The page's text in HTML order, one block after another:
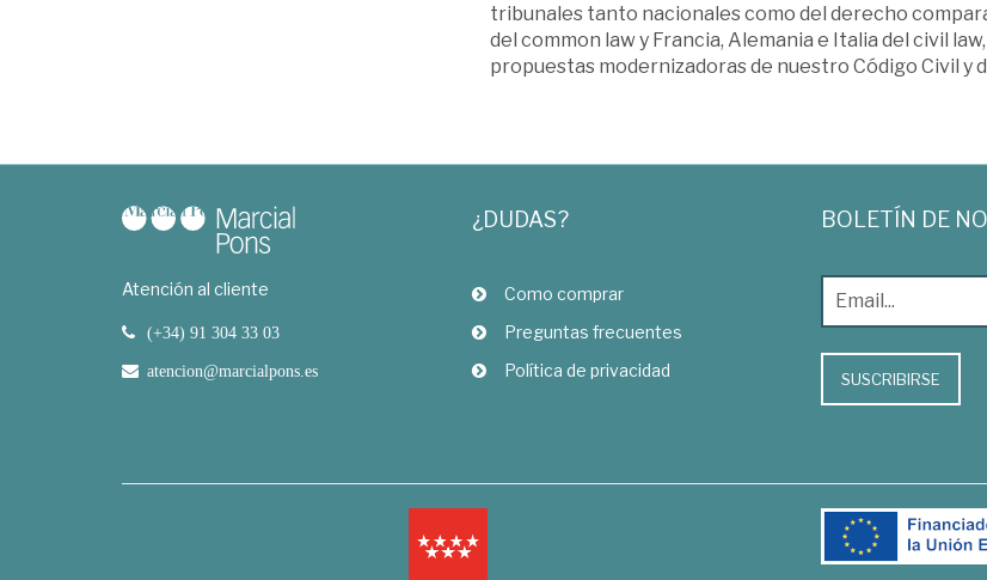
tribunales tanto nacionales como del derecho
del common law y Francia, Alemania e Italia del civil
propuestas modernizadoras de nuestro Código Civil y
Atención al cliente
(+34) 91 304 33 03
atencion@marcialpons.es
¿DUDAS?
Como comprar
Preguntas frecuentes
Política de privacidad
BOLETÍN DE
SUSCRIBIRSE